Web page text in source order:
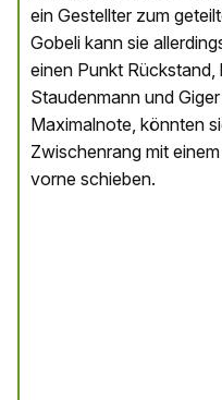
ein Gestellter zum
Gobeli kann sie
einen Punkt Rückstand,
Staudenmann und
Maximalnote, könnten
Zwischenrang mit
vorne schieben.